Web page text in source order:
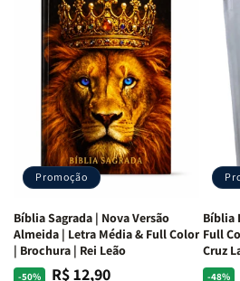
Mulheres
da
Bíblia
Isabelle
S.
Alves
as
Mulheres
da
Bíblia
|
Isabelle
S.
Alves
por
um
66
da
Promoção
Bíblia Sagrada | Nova Versão
Almeida | Letra Média & Full Color
| Brochura | Rei Leão
-50% R$ 12,90
Bíblia
Full
Cruz
-48%